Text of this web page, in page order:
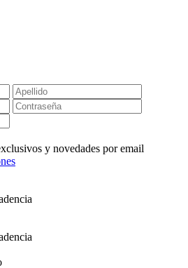
y novedades por email